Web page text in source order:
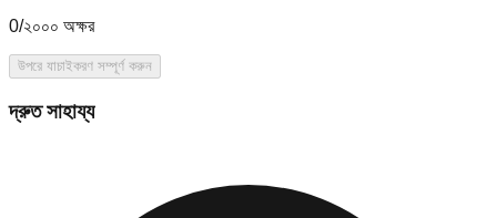
0/২০০০ অক্ষর
উপরে যাচাইকরণ সম্পূর্ণ করুন
দ্রুত সাহায্য